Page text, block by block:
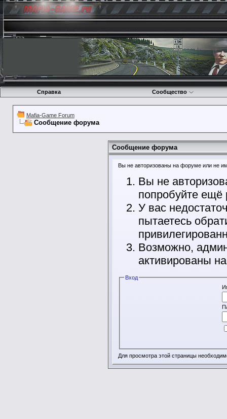
Справка Сообщество
Mafia-Game Forum
Сообщение форума
Сообщение форума
Вы не авторизованы на форуме или не
Вы не
попробуйте ещё
У вас
пытаетесь
Возможно,
активированы
Вход
Для просмотра этой страницы